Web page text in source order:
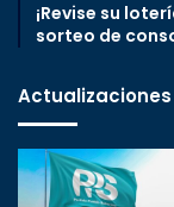
¡Revise su
sorteo de
Actualizaciones